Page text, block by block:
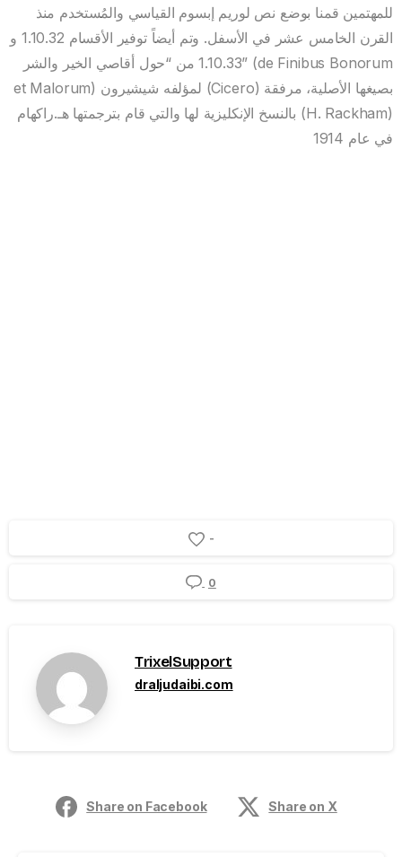
للمهتمين قمنا بوضع نص لوريم إبسوم القياسي والمُستخدم منذ
القرن الخامس عشر في الأسفل. وتم أيضاً توفير الأقسام 1.10.32 و
1.10.33 من “حول أقاصي الخير والشر” (de Finibus Bonorum
et Malorum) لمؤلفه شيشيرون (Cicero) بصيغها الأصلية، مرفقة
بالنسخ الإنكليزية لها والتي قام بترجمتها هـ.راكهام (H. Rackham)
في عام 1914
-
0
TrixelSupport
draljudaibi.com
Share on Facebook Share on X